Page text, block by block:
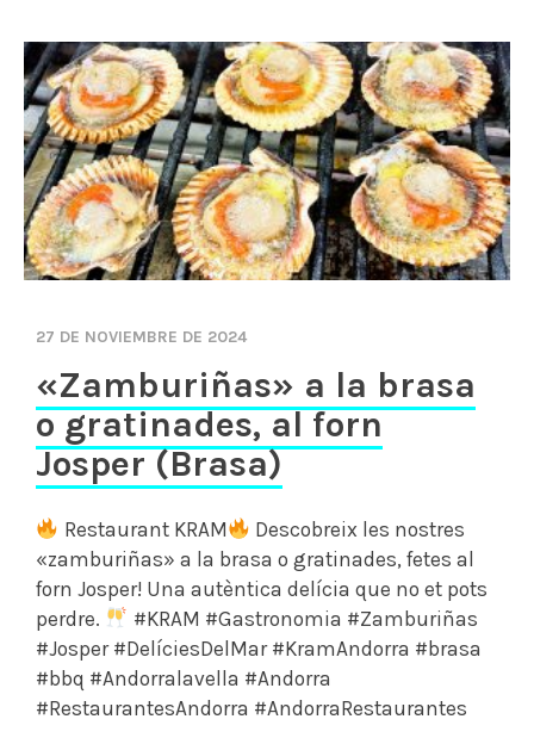
27 DE NOVIEMBRE DE 2024
«Zamburiñas» a la brasa
o gratinades, al forn
Josper (Brasa)
Restaurant KRAM
Descobreix les nostres
«zamburiñas» a la brasa o gratinades, fetes al
forn Josper! Una autèntica delícia que no et pots
perdre.
#KRAM #Gastronomia #Zamburiñas
#Josper #DelíciesDelMar #KramAndorra #brasa
#bbq #Andorralavella #Andorra
#RestaurantesAndorra #AndorraRestaurantes